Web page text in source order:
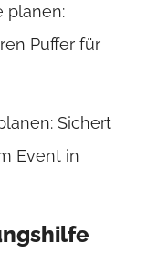
planen:
Puffer für
Sichert
Event in